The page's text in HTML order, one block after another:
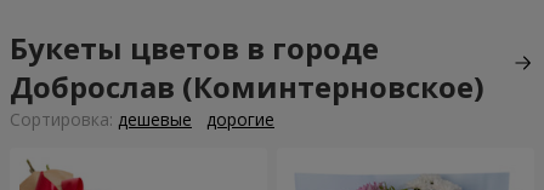
Букеты цветов в городе
Доброслав (Коминтерновское)
Cортировка: дешевые дорогие